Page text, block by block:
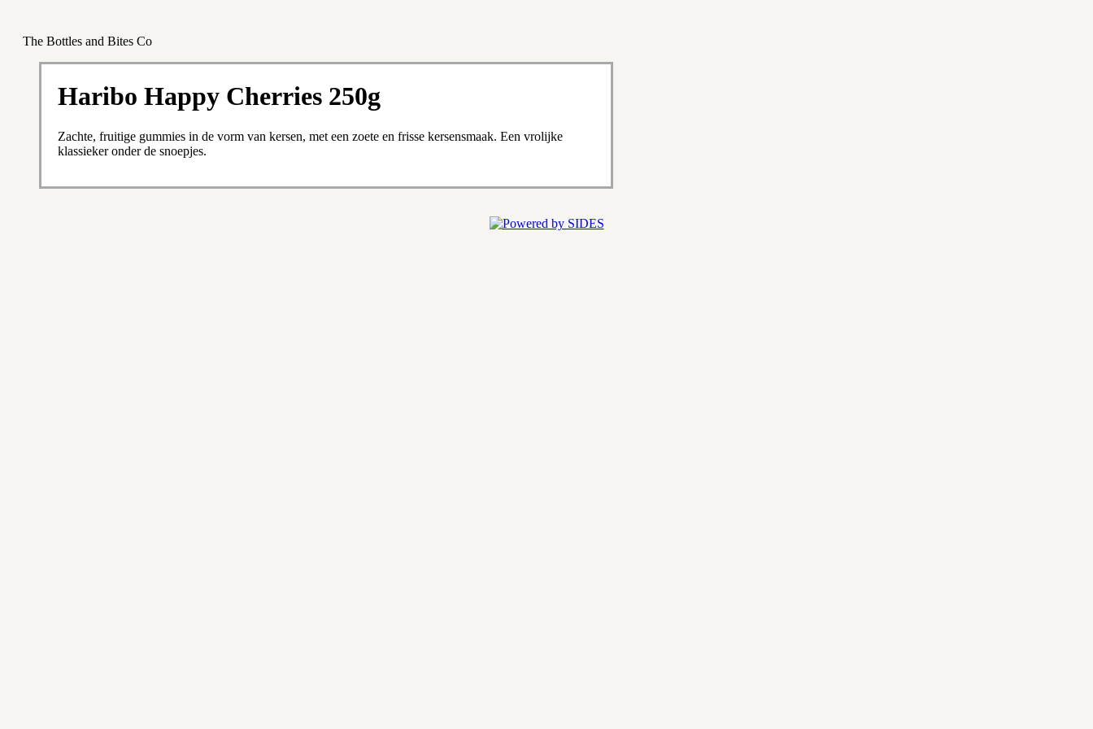
The Bottles and Bites Co
Haribo Happy Cherries 250g
Zachte, fruitige gummies in de vorm van kersen, met een zoete en frisse kersensmaak. Een vrolijke
klassieker onder de snoepjes.